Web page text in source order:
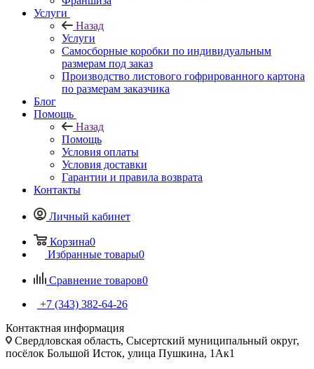
Услуги
Назад
Услуги
Самосборные коробки по индивидуальным
размерам под заказ
Производство листового гофрированного картона
по размерам заказчика
Блог
Помощь
Назад
Помощь
Условия оплаты
Условия доставки
Гарантии и правила возврата
Контакты
Личный кабинет
Корзина0
Избранные товары0
Сравнение товаров0
+7 (343) 382-64-26
Контактная информация
Свердловская область, Сысертский муниципальный округ,
посёлок Большой Исток, улица Пушкина, 1Ак1